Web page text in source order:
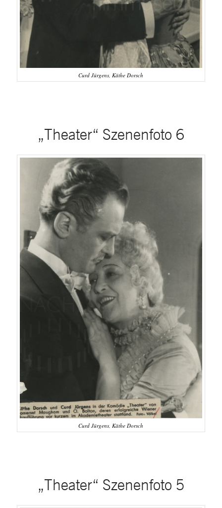
Curd Jürgens, Käthe Dorsch
„Theater“ Szenenfoto 6
Curd Jürgens, Käthe Dorsch
„Theater“ Szenenfoto 5